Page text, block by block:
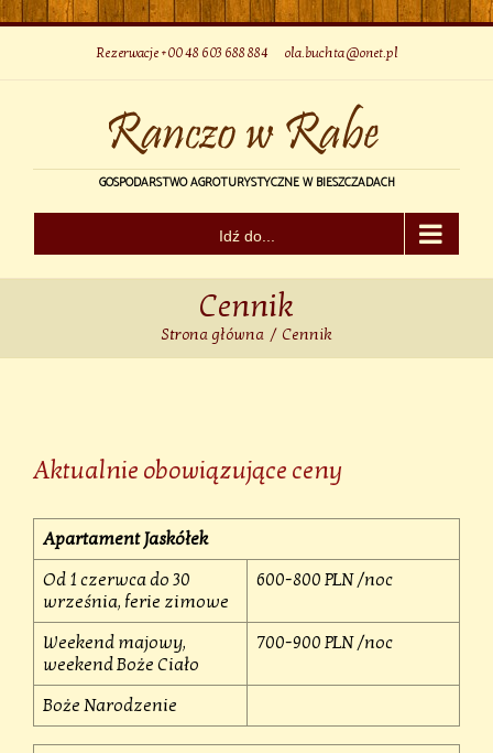
Skip
to
Rezerwacje +00 48 603 688 884 ola.buchta@onet.pl
GOSPODARSTWO AGROTURYSTYCZNE W BIESZCZADACH
Idź do...
Cennik
Strona główna / Cennik
Aktualnie obowiązujące ceny
Apartament Jaskółek
Od 1 czerwca do 30
września, ferie zimowe
600-800 PLN /noc
Weekend majowy,
weekend Boże Ciało
700-900 PLN /noc
Boże Narodzenie